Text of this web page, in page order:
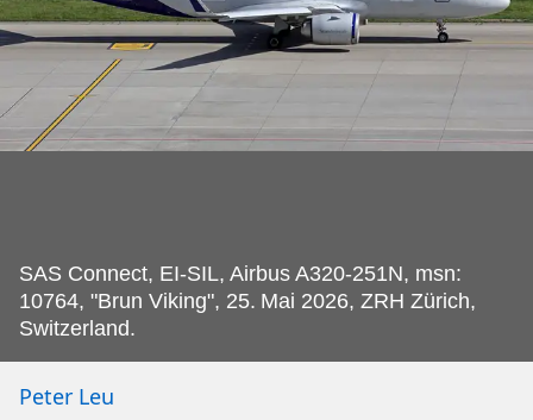
SAS Connect, EI-SIL, Airbus A320-251N, msn:
10764, "Brun Viking", 25. Mai 2026, ZRH Zürich,
Switzerland.
Peter Leu